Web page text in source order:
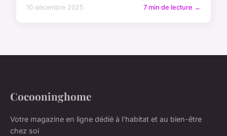
10 décembre 2025 7 min de lecture →
Cocooninghome
Votre magazine en ligne dédié à l'habitat et au bien-être
chez soi